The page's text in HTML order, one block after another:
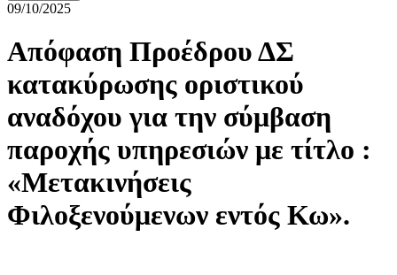
09/10/2025
Απόφαση Προέδρου ΔΣ
κατακύρωσης οριστικού
αναδόχου για την σύμβαση
παροχής υπηρεσιών με τίτλο :
«Μετακινήσεις
Φιλοξενούμενων εντός Κω».